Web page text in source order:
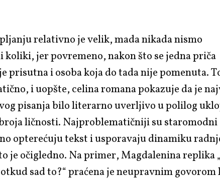
relativno je velik, mada nikada nismo
koliki, jer povremeno, nakon što se jedna priča
prisutna i osoba koja do tada nije pomenuta.
i uopšte, celina romana pokazuje da je
pisanja bilo literarno uverljivo u polilog
ličnosti. Najproblematičniji su staromodni
opterećuju tekst i usporavaju dinamiku
je očigledno. Na primer, Magdalenina replika
sad to?“ praćena je neupravnim govorom